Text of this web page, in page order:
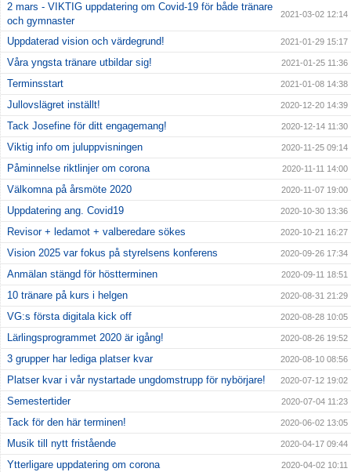
2 mars - VIKTIG uppdatering om Covid-19 för både tränare
och gymnaster
2021-03-02 12:14
Uppdaterad vision och värdegrund! 2021-01-29 15:17
Våra yngsta tränare utbildar sig! 2021-01-25 11:36
Terminsstart 2021-01-08 14:38
Jullovslägret inställt! 2020-12-20 14:39
Tack Josefine för ditt engagemang! 2020-12-14 11:30
Viktig info om juluppvisningen 2020-11-25 09:14
Påminnelse riktlinjer om corona 2020-11-11 14:00
Välkomna på årsmöte 2020 2020-11-07 19:00
Uppdatering ang. Covid19 2020-10-30 13:36
Revisor + ledamot + valberedare sökes 2020-10-21 16:27
Vision 2025 var fokus på styrelsens konferens 2020-09-26 17:34
Anmälan stängd för höstterminen 2020-09-11 18:51
10 tränare på kurs i helgen 2020-08-31 21:29
VG:s första digitala kick off 2020-08-28 10:05
Lärlingsprogrammet 2020 är igång! 2020-08-26 19:52
3 grupper har lediga platser kvar 2020-08-10 08:56
Platser kvar i vår nystartade ungdomstrupp för nybörjare! 2020-07-12 19:02
Semestertider 2020-07-04 11:23
Tack för den här terminen! 2020-06-02 13:05
Musik till nytt fristående 2020-04-17 09:44
Ytterligare uppdatering om corona 2020-04-02 10:11